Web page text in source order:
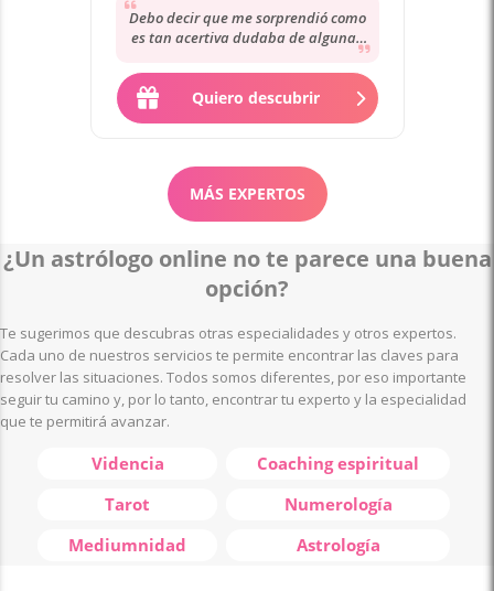
Debo decir que me sorprendió como
es tan acertiva dudaba de algunas
lectura...
Quiero descubrir
MÁS EXPERTOS
¿Un astrólogo online no te parece una buena
opción?
Te sugerimos que descubras otras especialidades y otros expertos.
Cada uno de nuestros servicios te permite encontrar las claves para
resolver las situaciones. Todos somos diferentes, por eso importante
seguir tu camino y, por lo tanto, encontrar tu experto y la especialidad
que te permitirá avanzar.
Videncia
Tarot
Mediumnidad
Coaching espiritual
Numerología
Astrología